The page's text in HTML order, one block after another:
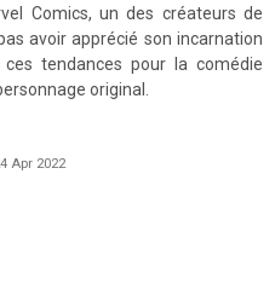
Comics, un des créateurs de
avoir apprécié son incarnation
tendances pour la comédie
original.
Apr 2022